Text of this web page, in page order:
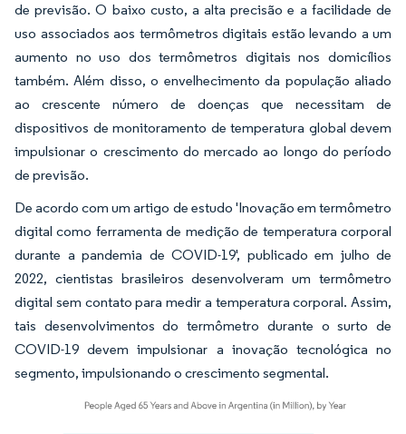
de previsão. O baixo custo, a alta precisão e a facilidade de
uso associados aos termômetros digitais estão levando a um
aumento no uso dos termômetros digitais nos domicílios
também. Além disso, o envelhecimento da população aliado
ao crescente número de doenças que necessitam de
dispositivos de monitoramento de temperatura global devem
impulsionar o crescimento do mercado ao longo do período
de previsão.
De acordo com um artigo de estudo 'Inovação em termômetro
digital como ferramenta de medição de temperatura corporal
durante a pandemia de COVID-19', publicado em julho de
2022, cientistas brasileiros desenvolveram um termômetro
digital sem contato para medir a temperatura corporal. Assim,
tais desenvolvimentos do termômetro durante o surto de
COVID-19 devem impulsionar a inovação tecnológica no
segmento, impulsionando o crescimento segmental.